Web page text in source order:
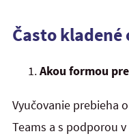
Často
Akou formou
Vyučovanie prebieha
Teams a s podporou